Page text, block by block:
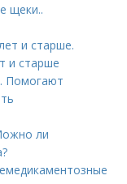
щеки..
и старше.
и старше
Помогают
ли